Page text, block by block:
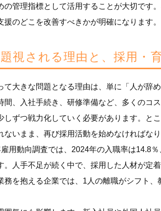
の管理指標として活用することが大切です
のどこを改善すべきかが明確になります。
視される理由と、採用・
て大きな問題となる理由は、単に「人が辞
間、入社手続き、研修準備など、多くのコ
しずつ戦力化していく必要があります。と
ないまま、再び採用活動を始めなければなり
用動向調査では、2024年の入職率は14.8
。人手不足が続く中で、採用した人材が定
務を抱える企業では、1人の離職がシフト